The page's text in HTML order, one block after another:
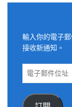
輸入你的電子
接收新通知。
電
件